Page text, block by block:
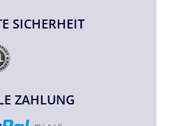
SICHERHEIT
ZAHLUNG